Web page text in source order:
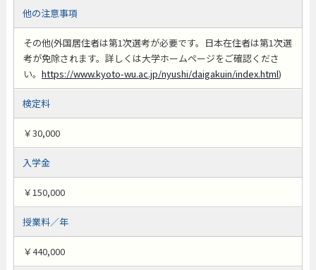
他の注意事項
その他(外国居住者は第1次選考が必要です。日本在住者は第1次選
考が免除されます。詳しくは大学ホームページをご確認くださ
い。 https://www.kyoto-wu.ac.jp/nyushi/daigakuin/index.html)
検定料
￥30,000
入学金
￥150,000
授業料／年
￥440,000